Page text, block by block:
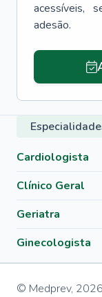
acessíveis,
adesão.
Cardiologista
Clínico Geral
Geriatra
Ginecologista
© Medprev, 2026